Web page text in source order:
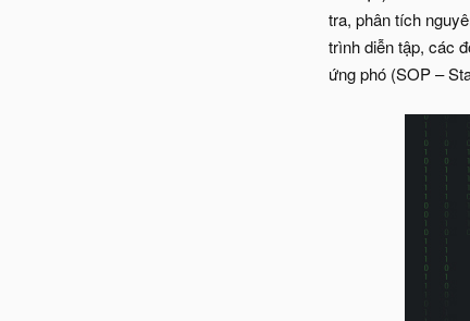
tra, phân tích
trình diễn tập, các
ứng phó (SOP –